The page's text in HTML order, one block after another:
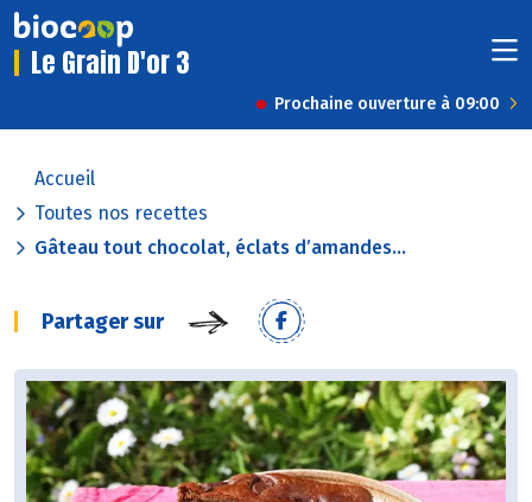
Le Grain D'or 3
Prochaine ouverture à 09:00
Accueil
Toutes nos recettes
Gâteau tout chocolat, éclats d’amandes...
Partager sur